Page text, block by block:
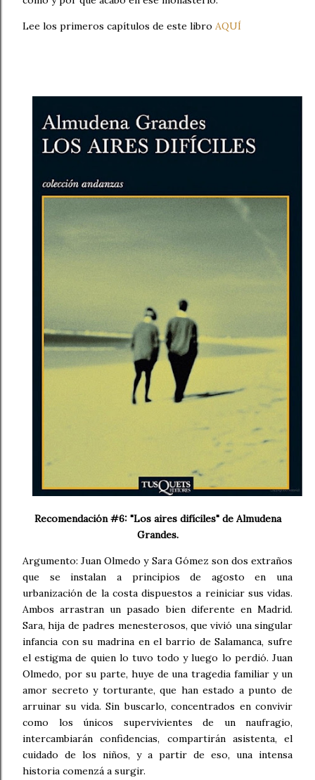
Lee los primeros capítulos de este libro AQUÍ
Recomendación #6: "Los aires difíciles" de Almudena
Grandes.
Argumento: Juan Olmedo y Sara Gómez son dos extraños
que se instalan a principios de agosto en una
urbanización de la costa dispuestos a reiniciar sus vidas.
Ambos arrastran un pasado bien diferente en Madrid.
Sara, hija de padres menesterosos, que vivió una singular
infancia con su madrina en el barrio de Salamanca, sufre
el estigma de quien lo tuvo todo y luego lo perdió. Juan
Olmedo, por su parte, huye de una tragedia familiar y un
amor secreto y torturante, que han estado a punto de
arruinar su vida. Sin buscarlo, concentrados en convivir
como los únicos supervivientes de un naufragio,
intercambiarán confidencias, compartirán asistenta, el
cuidado de los niños, y a partir de eso, una intensa
historia comenzá a surgir.